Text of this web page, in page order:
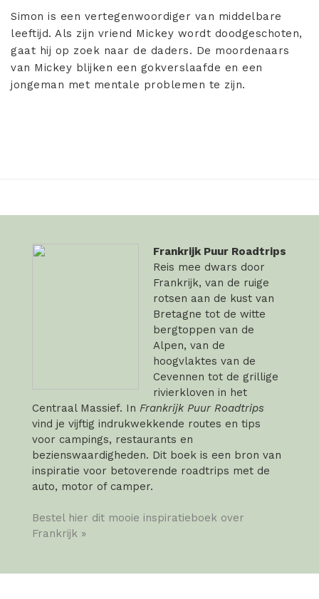
Simon is een vertegenwoordiger van middelbare
leeftijd. Als zijn vriend Mickey wordt doodgeschoten,
gaat hij op zoek naar de daders. De moordenaars
van Mickey blijken een gokverslaafde en een
jongeman met mentale problemen te zijn.
Frankrijk Puur Roadtrips
Reis mee dwars door
Frankrijk, van de ruige
rotsen aan de kust van
Bretagne tot de witte
bergtoppen van de
Alpen, van de
hoogvlaktes van de
Cevennen tot de grillige
rivierkloven in het
Centraal Massief. In Frankrijk Puur Roadtrips
vind je vijftig indrukwekkende routes en tips
voor campings, restaurants en
bezienswaardigheden. Dit boek is een bron van
inspiratie voor betoverende roadtrips met de
auto, motor of camper.
Bestel hier dit mooie inspiratieboek over
Frankrijk »